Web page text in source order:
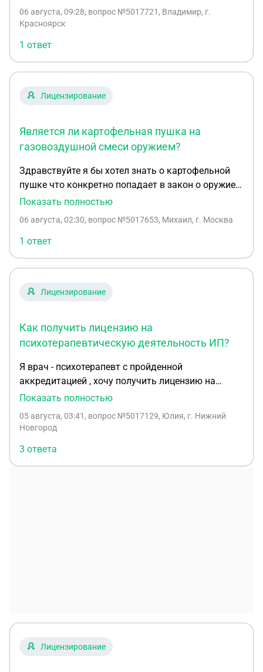
время в ЛЛР Предусматривает ли это
хранение и ношение оружия?
06 августа, 09:28, вопрос №5017721, Владимир, г.
Красноярск
1 ответ
Лицензирование
Является ли картофельная пушка на
газовоздушной смеси оружием?
Здравствуйте я бы хотел знать о картофельной
пушке что конкретно попадает в закон о оружие
то есть если на ней стоит возможность
пушка пиротическая то есть работает на
газовоздушной смеси а так же на картофельной
пушке есть ствол и способ наведения с помощью
тринога и конечно как и где её можно
кооперативе или за городом в лесу и ТД ?
Показать полностью
06 августа, 02:30, вопрос №5017653, Михаил, г. Москва
1 ответ
Лицензирование
Как получить лицензию на
психотерапевтическую деятельность ИП?
Я врач - психотерапевт с пройденной
аккредитацией , хочу получить лицензию на
деятельность на себя , создав ИП . Какие мои
уже . Где ознакомиться с приказом именно для
Показать полностью
05 августа, 03:41 , вопрос №5017129, Юлия, г. Нижний
Новгород
3 ответа
Лицензирование